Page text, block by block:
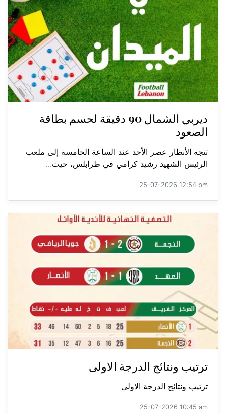
ديربي الشمال 90 دقيقة لحسم بطاقة
الصعود
تتجه الأنظار عصر الأحد عند الساعة الخامسة إلى ملعب
الرئيس الشهيد رشيد كرامي في طرابلس، حيث...
25-07-2026 12:54 pm
ترتيب ونتائج الدرجة الاولى
ترتيب ونتائج الدرجة الاولى ...
25-07-2026 10:45 am